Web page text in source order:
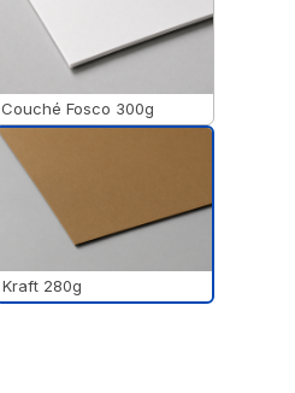
Couché Fosco 300g
Kraft 280g